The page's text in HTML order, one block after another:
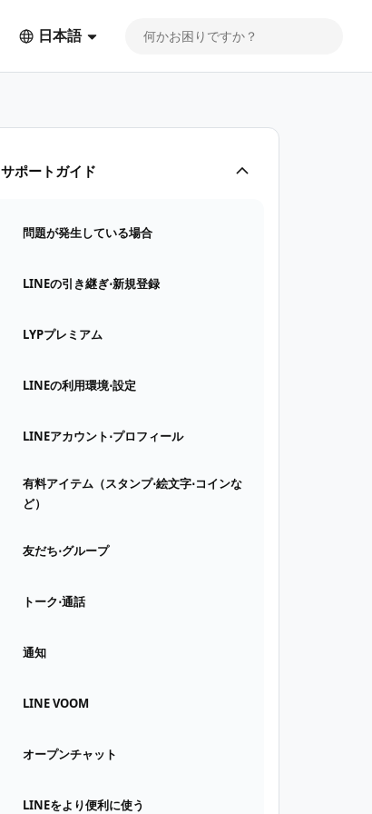
日本語
サポートガイド
問題が発生している場合
LINEの引き継ぎ⋅新規登録
LYPプレミアム
LINEの利用環境⋅設定
LINEアカウント⋅プロフィール
有料アイテム（スタンプ⋅絵文字⋅コインな
ど）
友だち⋅グループ
トーク⋅通話
通知
LINE VOOM
オープンチャット
LINEをより便利に使う